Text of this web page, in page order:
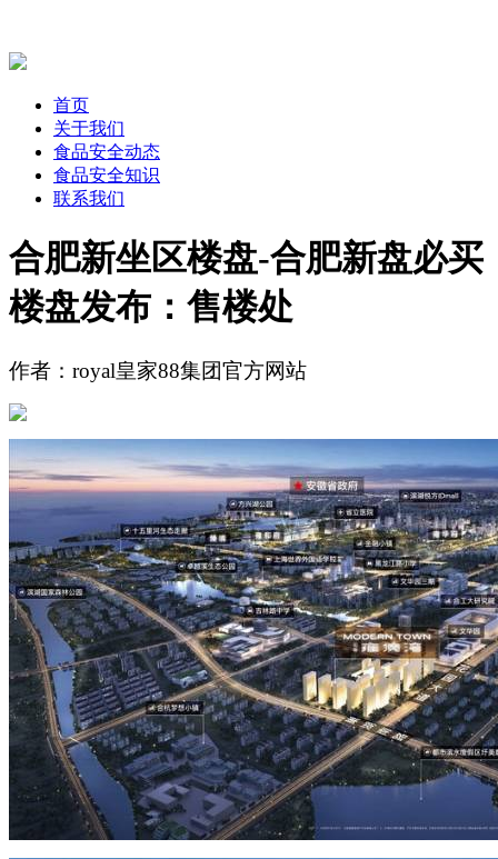
首页
关于我们
食品安全动态
食品安全知识
联系我们
合肥新坐区楼盘-合肥新盘必买
楼盘发布：售楼处
作者：royal皇家88集团官方网站